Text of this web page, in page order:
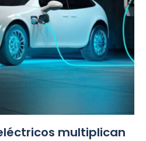
multiplican